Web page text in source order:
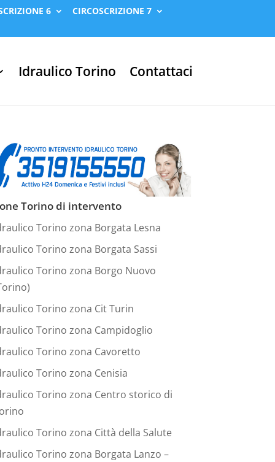
6
CIRCOSCRIZIONE 7
Idraulico Torino Contattaci
Torino di intervento
Torino zona Borgata Lesna
Torino zona Borgata Sassi
Torino zona Borgo Nuovo
Torino zona Cit Turin
Torino zona Campidoglio
Torino zona Cavoretto
Torino zona Cenisia
Torino zona Centro storico di
Torino zona Città della Salute
Torino zona Borgata Lanzo –